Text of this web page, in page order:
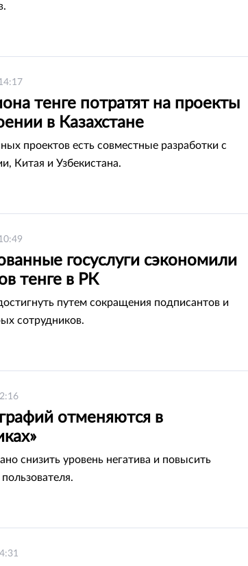
тенге потратят на проекты
в Казахстане
проектов есть совместные разработки с
Китая и Узбекистана.
госуслуги сэкономили
тенге в РК
путем сокращения подписантов и
сотрудников.
отменяются в
снизить уровень негатива и повысить